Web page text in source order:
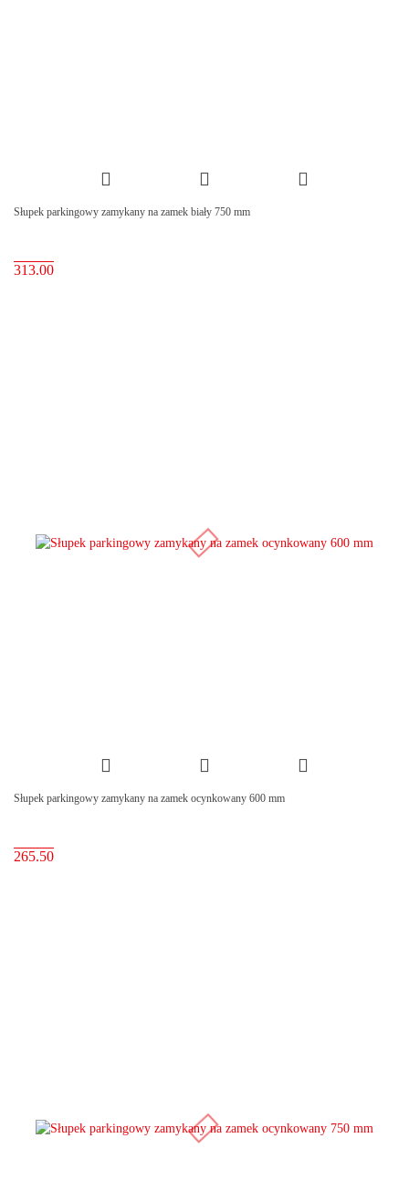
Słupek parkingowy zamykany na zamek biały 750 mm
313.00
Słupek parkingowy zamykany na zamek ocynkowany 600 mm
265.50